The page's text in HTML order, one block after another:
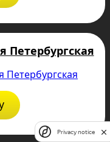
Петербургская
Privacy notice